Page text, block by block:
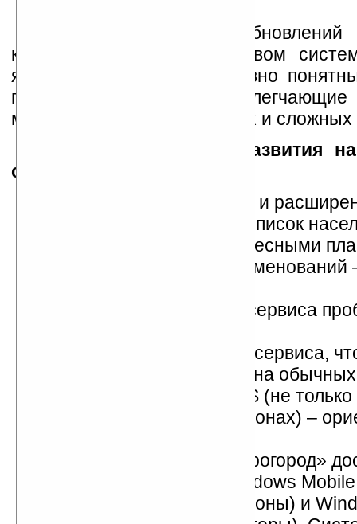
Помимо регулярных
конкурентным преимуществом
является простой, интуитивно
программы и функции,
многополосных магистралях и сложных
Дальнейшие планы развития
системы «Прогород»
Очередное обновление и
картографической базы. Список
пунктов с детальными адресными
пополнится еще на 60 наименований
Интеграция в систему сервиса
Создание JAVA-версии сервиса,
использовать «Прогород» на
телефонах с модулем GPS (не только
коммуникаторах и смартфонах) –
В настоящее время «Прогород»
мобильных платформ Windows Mobile
(коммуникаторы и смартфоны) и